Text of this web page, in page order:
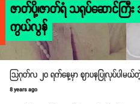
ဇာတ်ပို့၊ဇာတ်ရံ သရုပ်ဆောင်ကြီး
ကွယ်လွန်
သြဂုတ်လ ၂၀ ရက်နေ့မှာ ဈာပနပြုလုပ်ပါမယ်
8 years ago